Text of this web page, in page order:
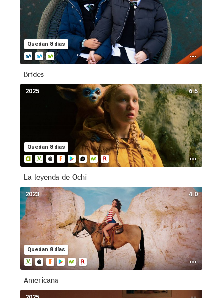
Quedan 8 días
Brides
6.5
Quedan 8 días
2025
La leyenda de Ochi
4.0
Quedan 8 días
2023
Americana